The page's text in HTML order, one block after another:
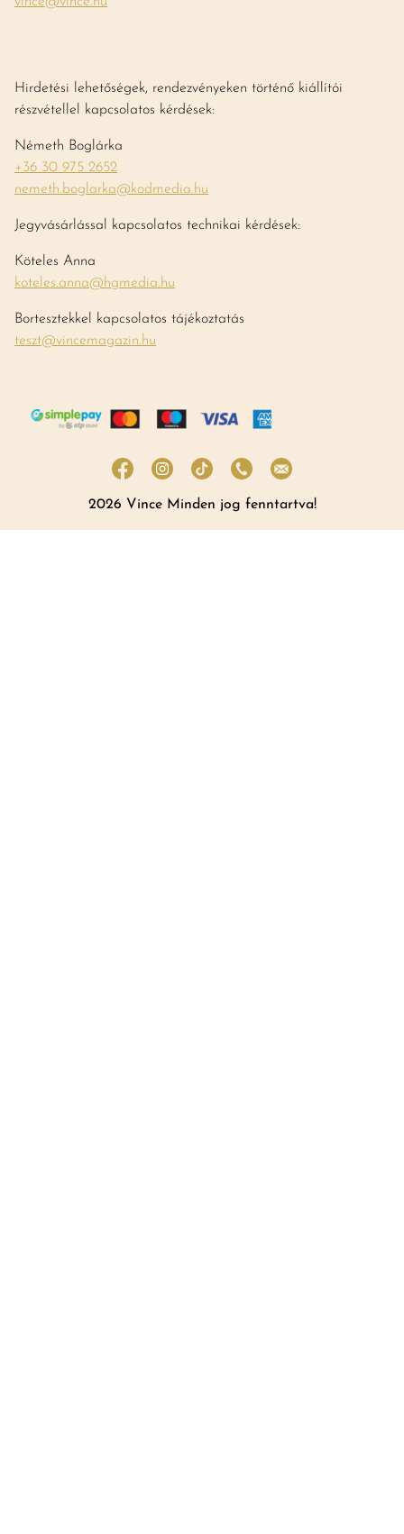
Hirdetési lehetőségek, rendezvényeken történő kiállítói
részvétellel kapcsolatos kérdések:
Németh Boglárka
+36 30 975 2652
nemeth.boglarka@kodmedia.hu
Jegyvásárlással kapcsolatos technikai kérdések:
Köteles Anna
koteles.anna@hgmedia.hu
Bortesztekkel kapcsolatos tájékoztatás
teszt@vincemagazin.hu
2026 Vince Minden jog fenntartva!